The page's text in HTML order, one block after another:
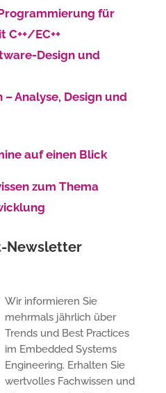
für
EC++
Design und
Analyse, Design und
auf einen Blick
zum Thema
Newsletter
Wir informieren Sie
mehrmals jährlich über
Trends und Best Practices
im Embedded Systems
Engineering. Erhalten Sie
wertvolles Fachwissen und